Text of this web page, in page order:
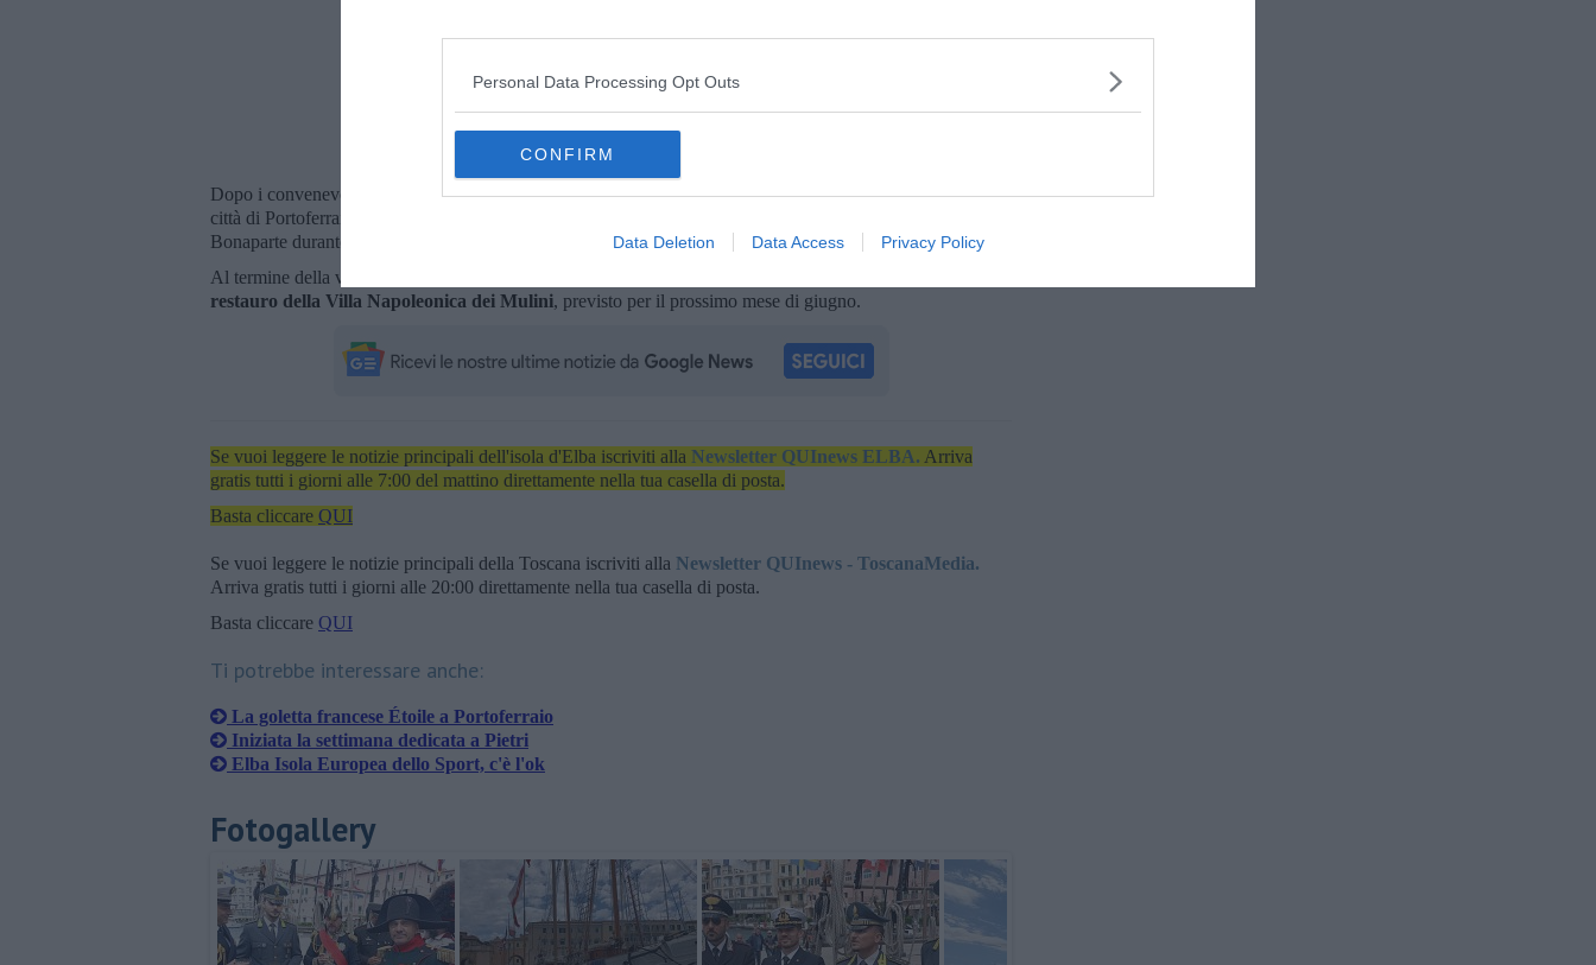
Personal Data Processing Opt Outs
CONFIRM
Data Deletion Data Access Privacy Policy
Dopo i convenevoli di rito, il sindaco Nocentini ha consegnato al Console e al comandante un crest della
città di Portoferraio e la bandiera delle Tre Api dell’Isola d’Elba, vessillo storico creato da Napoleone
Bonaparte durante il suo esilio sull’isola nel 1814.
Al termine della visita, il
restauro della Villa Napoleonica dei Mulini, previsto per il prossimo mese di giugno.
Se vuoi leggere le notizie principali dell'isola d'Elba iscriviti alla Newsletter QUInews ELBA. Arriva
gratis tutti i giorni alle 7:00 del mattino direttamente nella tua casella di posta.
Basta cliccare QUI
Se vuoi leggere le notizie principali della Toscana iscriviti alla Newsletter QUInews - ToscanaMedia.
Arriva gratis tutti i giorni alle 20:00 direttamente nella tua casella di posta.
Basta cliccare QUI
Ti potrebbe interessare anche:
La goletta francese Étoile a Portoferraio
Iniziata la settimana dedicata a Pietri
Elba Isola Europea dello Sport, c'è l'ok
Fotogallery